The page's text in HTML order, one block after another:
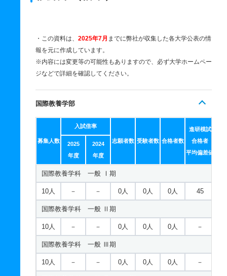
・この資料は、 2025年7月 までに弊社が収集した各大学公表の情
報を元に作成しています。
※内容には変更等の可能性もありますので、必ず大学ホームペー
ジなどで詳細を確認してください。
国際教養学部
募集人数
入試倍率
志願者数 受験者数 合格者数
進研模試
合格者
平均偏差値
2025
年度
2024
年度
国際教養学科 一般 Ⅰ期
10人 － － 0人 0人 0人 45
国際教養学科 一般 Ⅱ期
10人 － － 0人 0人 0人 －
国際教養学科 一般 Ⅲ期
10人 － － 0人 0人 0人 －